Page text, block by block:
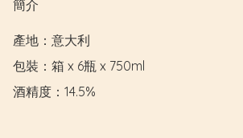
簡介
產地：意大利
包裝：箱 x 6瓶 x 750ml
酒精度：14.5%